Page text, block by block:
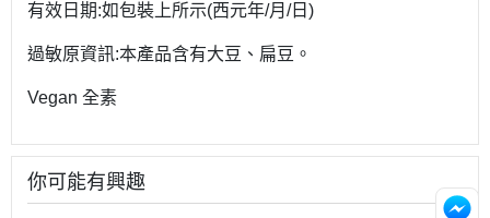
有效日期:如包裝上所示(西元年/月/日)
過敏原資訊:本產品含有大豆、扁豆。
Vegan 全素
你可能有興趣